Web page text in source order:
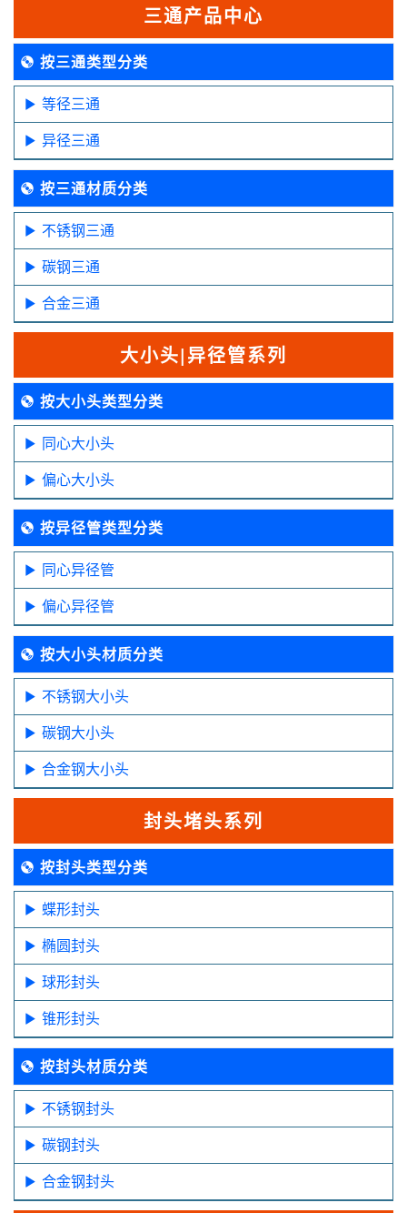
三通产品中心
按三通类型分类
等径三通
异径三通
按三通材质分类
不锈钢三通
碳钢三通
合金三通
大小头|异径管系列
按大小头类型分类
同心大小头
偏心大小头
按异径管类型分类
同心异径管
偏心异径管
按大小头材质分类
不锈钢大小头
碳钢大小头
合金钢大小头
封头堵头系列
按封头类型分类
蝶形封头
椭圆封头
球形封头
锥形封头
按封头材质分类
不锈钢封头
碳钢封头
合金钢封头